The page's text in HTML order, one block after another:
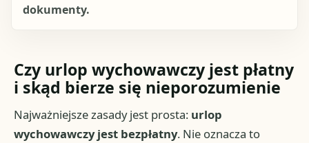
dokumenty.
Czy urlop wychowawczy jest płatny
i skąd bierze się nieporozumienie
Najważniejsze zasady jest prosta: urlop
wychowawczy jest bezpłatny. Nie oznacza to